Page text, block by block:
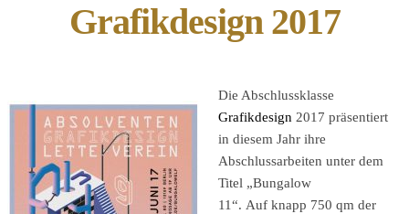
Grafikdesign 2017
Die Abschlussklasse
Grafikdesign 2017 präsentiert
in diesem Jahr ihre
Abschlussarbeiten unter dem
Titel „Bungalow
11“. Auf knapp 750 qm der